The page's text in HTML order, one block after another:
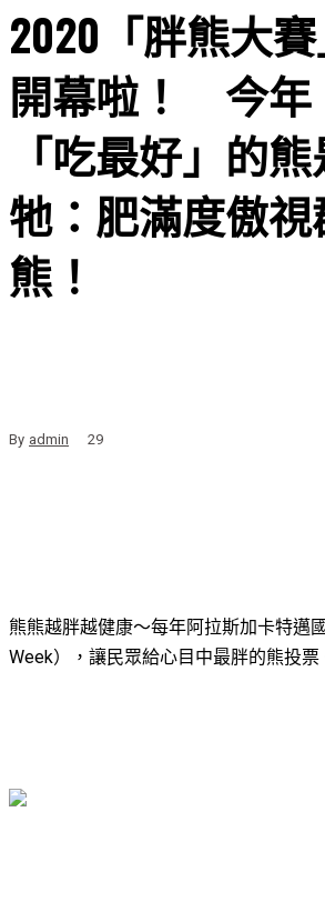
2020「胖熊大賽
開幕啦！ 今年
「吃最好」的
牠：肥滿度傲視
熊！
By admin 29
熊熊越胖越健康～每年阿拉斯加卡特邁
Week），讓民眾給心目中最胖的熊投